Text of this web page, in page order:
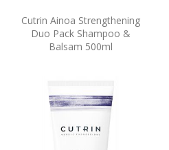
Cutrin Ainoa Strengthening
Duo Pack Shampoo &
Balsam 500ml